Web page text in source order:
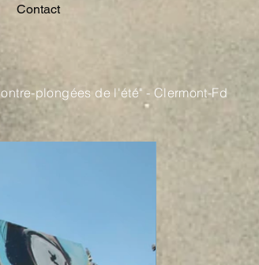
Contact
plongées de l'été" - Clermont-Fd